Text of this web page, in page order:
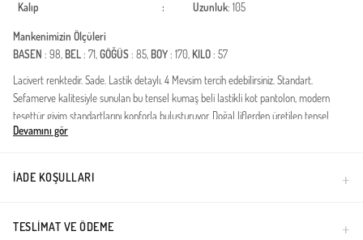
Kalıp
: Uzunluk: 105
Mankenimizin Ölçüleri
BASEN : 98, BEL: 71,GÖĞÜS: 85, BOY: 170, KILO: 57
Lacivert renktedir. Sade. Lastik detaylı. 4 Mevsim tercih edebilirsiniz. Standart.
Sefamerve kalitesiyle sunulan bu tensel kumaş beli lastikli kot pantolon, modern
tesettür giyim standartlarını konforla buluşturuyor. Doğal liflerden üretilen tensel
kumaşın nefes alan yapısı, gün boyu terletmeden ferah bir kullanım sunarken,
her vücut tipine kusursuz uyum sağlar ve hareket özgürlüğünüzü kısıtlamaz. Günlük
kombinlerinizde tunik ve gömleklerle mükemmel bir uyum yakalayan bu parça, hem
uygun, zarif bir silüet oluşturur. Dayanıklı yapısı ve solmaya karşı dirençli denim rengi
Devamını gör
İADE KOŞULLARI
TESLIMAT VE ÖDEME